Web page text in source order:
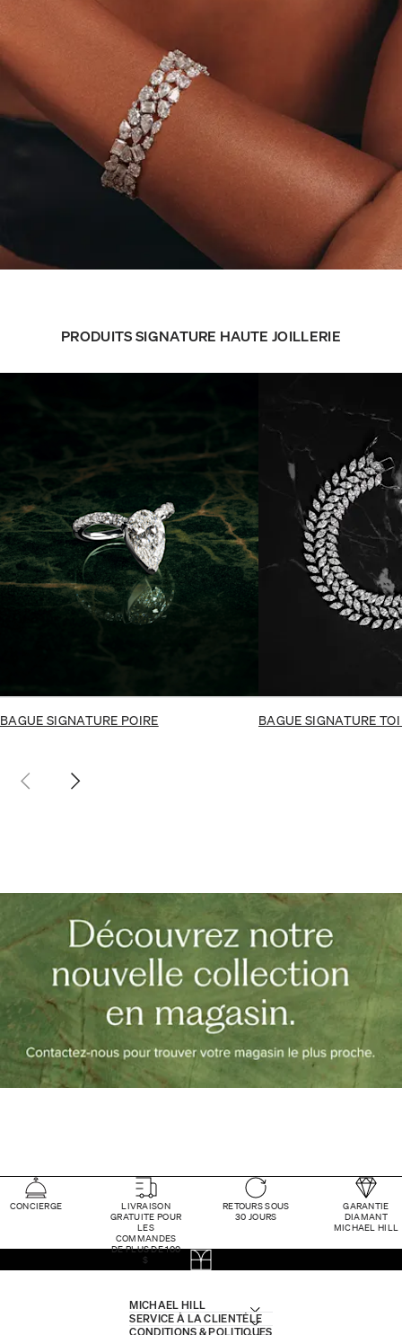
PRODUITS SIGNATURE HAUTE JOILLERIE
BAGUE SIGNATURE POIRE BAGUE SIGNATURE
CONCIERGE
LIVRAISON
GRATUITE POUR
LES
COMMANDES
DE PLUS DE 100
$
RETOURS SOUS
30 JOURS
GARANTIE
DIAMANT
MICHAEL HILL
MICHAEL HILL
SERVICE À LA CLIENTÈLE
CONDITIONS & POLITIQUES